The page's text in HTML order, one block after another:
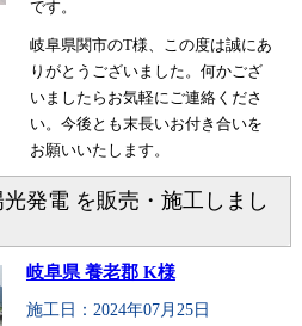
です。
岐阜県関市のT様、この度は誠にあ
りがとうございました。何かござ
いましたらお気軽にご連絡くださ
い。今後とも末長いお付き合いを
お願いいたします。
発電 を販売・施工しまし
岐阜県 養老郡 K様
施工日：2024年07月25日